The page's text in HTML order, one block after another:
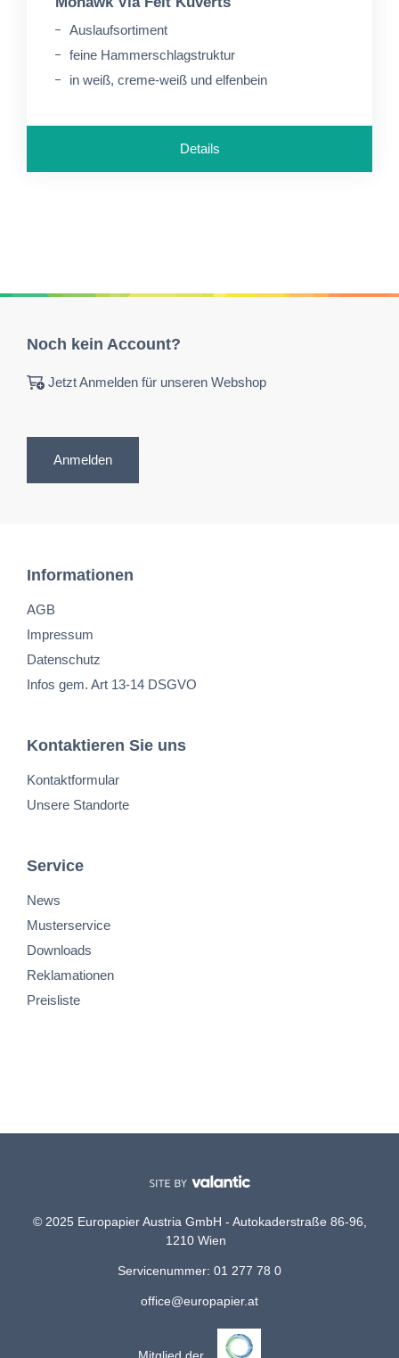
Auslaufsortiment
feine Hammerschlagstruktur
in weiß, creme-weiß und elfenbein
Details
Noch kein Account?
Jetzt Anmelden für unseren Webshop
Anmelden
Informationen
AGB
Impressum
Datenschutz
Infos gem. Art 13-14 DSGVO
Kontaktieren Sie uns
Kontaktformular
Unsere Standorte
Service
News
Musterservice
Downloads
Reklamationen
Preisliste
© 2025 Europapier Austria GmbH - Autokaderstraße 86-96,
1210 Wien
Servicenummer: 01 277 78 0
office@europapier.at